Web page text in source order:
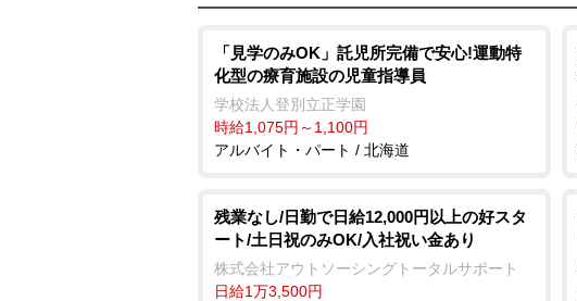
「見学のみOK」託児所完備で安心!運動特
化型の療育施設の児童指導員
学校法人登別立正学園
時給1,075円～1,100円
アルバイト・パート / 北海道
残業なし/日勤で日給12,000円以上の好スタ
ート/土日祝のみOK/入社祝い金あり
株式会社アウトソーシングトータルサポート
日給1万3,500円